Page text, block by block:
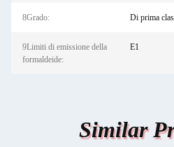
8Grado: Di prima
9Limiti di emissione della
formaldeide:
E1
Similar